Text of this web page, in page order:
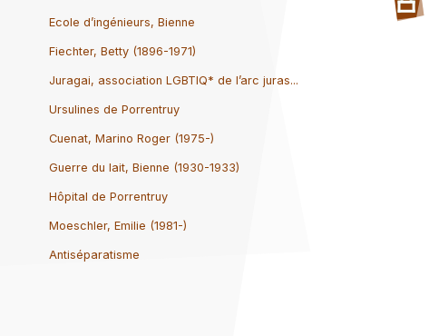
Ecole d’ingénieurs, Bienne
Fiechter, Betty (1896-1971)
Juragai, association LGBTIQ* de l’arc juras...
Ursulines de Porrentruy
Cuenat, Marino Roger (1975-)
Guerre du lait, Bienne (1930-1933)
Hôpital de Porrentruy
Moeschler, Emilie (1981-)
Antiséparatisme